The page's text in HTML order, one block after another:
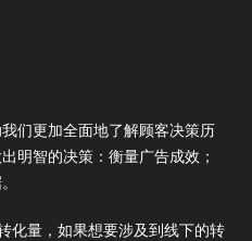
们更加全面地了解顾客决策历
明智的决策：衡量广告成效；
化量，如果想要涉及到线下的转